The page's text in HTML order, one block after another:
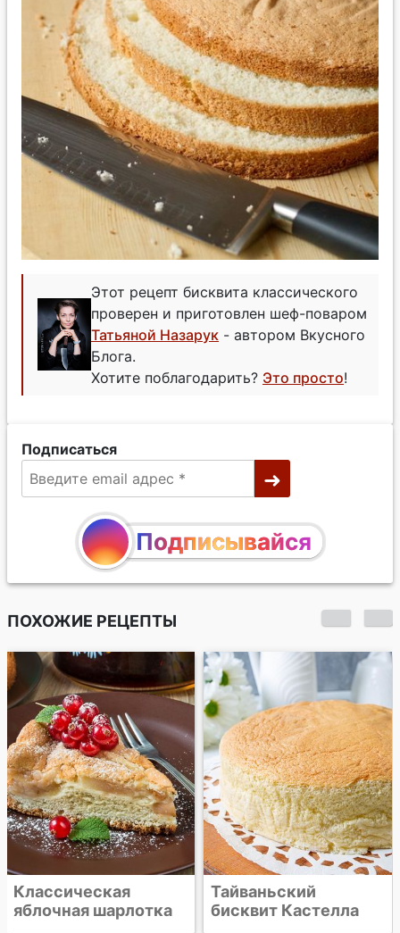
Этот рецепт бисквита классического
проверен и приготовлен шеф-поваром
Татьяной Назарук - автором Вкусного
Блога.
Хотите поблагодарить? Это просто!
Подписаться
Подписывайся
ПОХОЖИЕ РЕЦЕПТЫ
Тайваньский
бисквит Кастелла
Ангельский бисквит
с клубничным кули